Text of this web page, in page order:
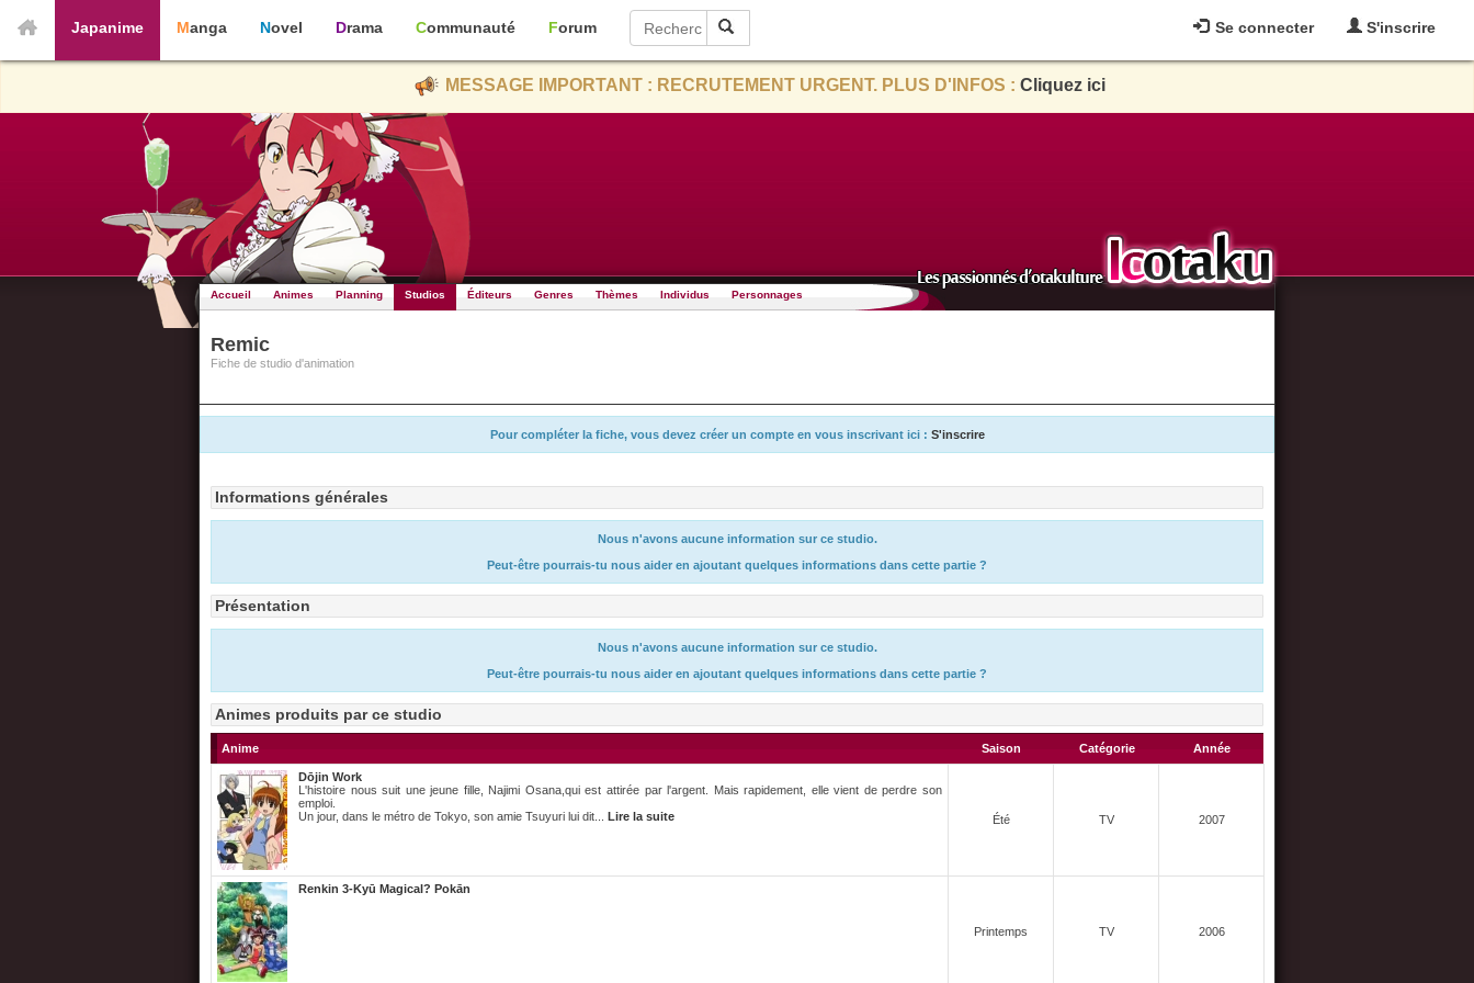
Se connecter S'inscrire
Japanime Manga Novel Drama Communauté Forum
MESSAGE IMPORTANT : RECRUTEMENT URGENT. PLUS D'INFOS : Cliquez ici
Accueil Animes Planning Studios Éditeurs Genres Thèmes Individus Personnages
Remic
Fiche de studio d'animation
Pour compléter la fiche, vous devez créer un compte en vous inscrivant ici : S'inscrire
Informations générales
Nous n'avons aucune information sur ce studio.
Peut-être pourrais-tu nous aider en ajoutant quelques informations dans cette partie ?
Présentation
Nous n'avons aucune information sur ce studio.
Peut-être pourrais-tu nous aider en ajoutant quelques informations dans cette partie ?
Animes produits par ce studio
Anime Saison Catégorie Année
Dōjin Work
L'histoire nous suit une jeune fille, Najimi Osana,qui est attirée par l'argent. Mais rapidement, elle vient de perdre son
emploi.
Un jour, dans le métro de Tokyo, son amie Tsuyuri lui dit... Lire la suite Été TV 2007
Renkin 3-Kyū Magical? Pokān
Printemps TV 2006